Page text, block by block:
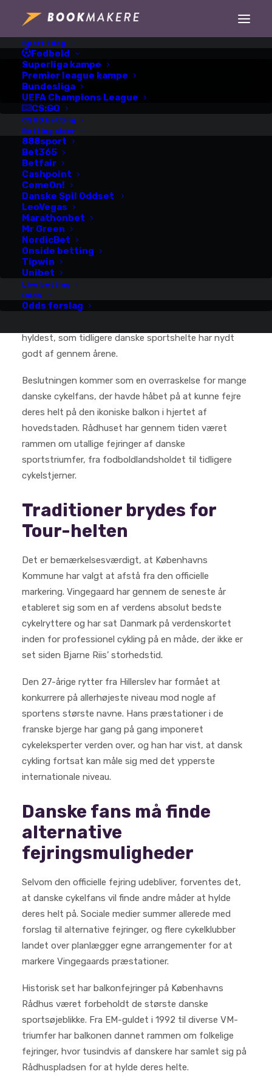
Sport i dag
Fodbold
Superliga kampe
Premier league kampe
Bundesliga
UEFA Champions League
CS:GO
CSGO betting
Betting sider
888sport
Bet365
Betfair
Cashpoint
ComeOn!
Danske Spil Oddset
LeoVegas
Marathonbet
Mr Green
NordicBet
Onside betting
Tipwin
Unibet
Live betting
Odds
Odds forslag
Ingen fejring på
Rådhuset:
Vingegaard må nøjes
med privat hyldest
København siger nej til
officiel Tour-fejring
Jonas Vingegaard må se langt efter den traditionelle
fejring på Københavns Rådhus balkon. Den danske
cykelstjerne, som har præsteret fremragende
hyldest, som tidligere danske sportshelte har nydt
godt af gennem årene.
Beslutningen kommer som en overraskelse for mange
danske cykelfans, der havde håbet på at kunne fejre
deres helt på den ikoniske balkon i hjertet af
hovedstaden. Rådhuset har gennem tiden været
rammen om utallige fejringer af danske
sportstriumfer, fra fodboldlandsholdet til tidligere
cykelstjerner.
Traditioner brydes for
Tour-helten
Det er bemærkelsesværdigt, at Københavns
Kommune har valgt at afstå fra den officielle
markering. Vingegaard har gennem de seneste år
etableret sig som en af verdens absolut bedste
cykelryttere og har sat Danmark på verdenskortet
inden for professionel cykling på en måde, der ikke er
set siden Bjarne Riis’ storhedstid.
Den 27-årige rytter fra Hillerslev har formået at
konkurrere på allerhøjeste niveau mod nogle af
sportens største navne. Hans præstationer i de
franske bjerge har gang på gang imponeret
cykeleksperter verden over, og han har vist, at dansk
cykling fortsat kan måle sig med det ypperste
internationale niveau.
Danske fans må finde
alternative
fejringsmuligheder
Selvom den officielle fejring udebliver, forventes det,
at danske cykelfans vil finde andre måder at hylde
deres helt på. Sociale medier summer allerede med
forslag til alternative fejringer, og flere cykelklubber
landet over planlægger egne arrangementer for at
markere Vingegaards præstationer.
Historisk set har balkonfejringer på Københavns
Rådhus været forbeholdt de største danske
sportsøjeblikke. Fra EM-guldet i 1992 til diverse VM-
triumfer har balkonen dannet rammen om folkelige
fejringer, hvor tusindvis af danskere har samlet sig på
Rådhuspladsen for at hylde deres helte.